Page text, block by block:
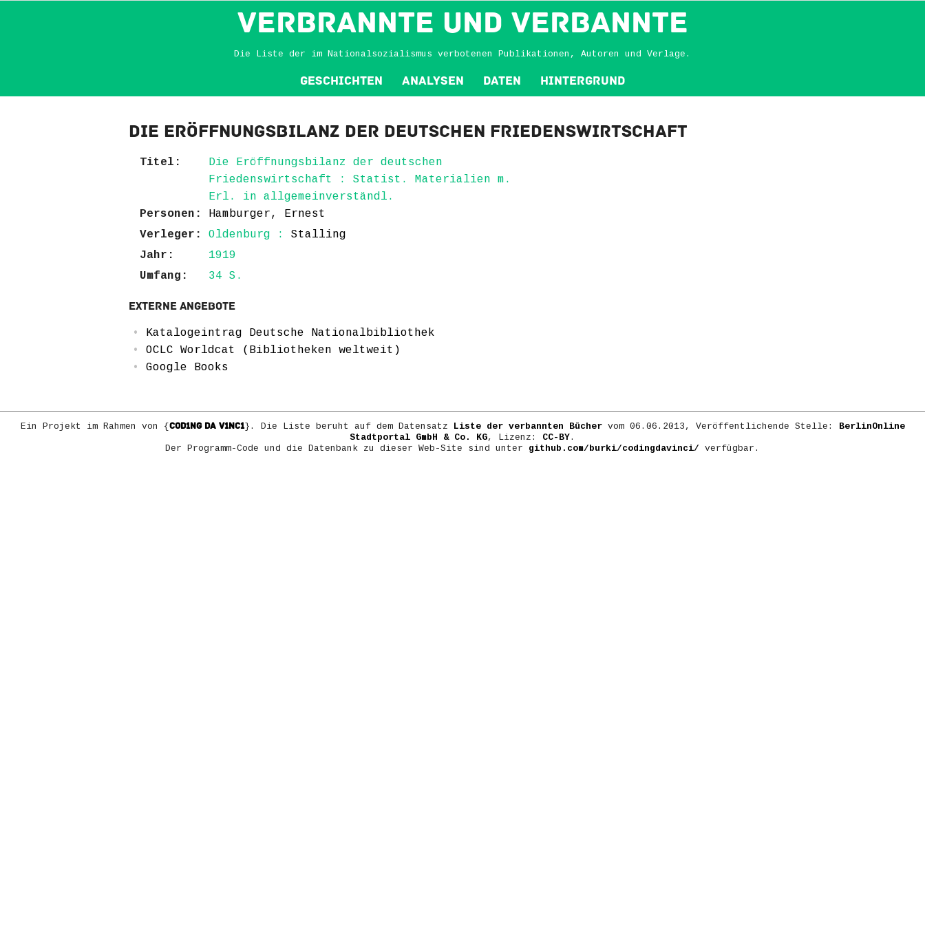
VERBRANNTE und VERBANNTE
Die Liste der im Nationalsozialismus verbotenen Publikationen, Autoren und Verlage.
Geschichten Analysen Daten Hintergrund
Die Eröffnungsbilanz der deutschen Friedenswirtschaft
Titel:
Die Eröffnungsbilanz der deutschen
Friedenswirtschaft : Statist. Materialien m.
Erl. in allgemeinverständl.
Personen:
Hamburger, Ernest
Verleger:
Oldenburg : Stalling
Jahr:
1919
Umfang:
34 S.
Externe Angebote
Katalogeintrag Deutsche Nationalbibliothek
OCLC Worldcat (Bibliotheken weltweit)
Google Books
Ein Projekt im Rahmen von {COD1NG DA V1NC1}. Die Liste beruht auf dem Datensatz Liste der verbannten Büchervom 06.06.2013, Veröffentlichende Stelle: BerlinOnline
Stadtportal GmbH & Co. KG, Lizenz: CC-BY.
Der Programm-Code und die Datenbank zu dieser Web-Site sind unter github.com/burki/codingdavinci/ verfügbar.